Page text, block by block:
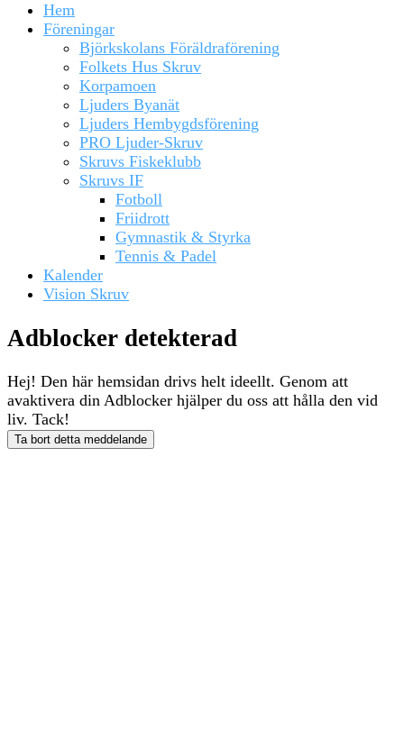
Hem
Föreningar
Björkskolans Föräldraförening
Folkets Hus Skruv
Korpamoen
Ljuders Byanät
Ljuders Hembygdsförening
PRO Ljuder-Skruv
Skruvs Fiskeklubb
Skruvs IF
Fotboll
Friidrott
Gymnastik & Styrka
Tennis & Padel
Kalender
Vision Skruv
Adblocker detekterad
Hej! Den här hemsidan drivs helt ideellt. Genom att
avaktivera din Adblocker hjälper du oss att hålla den vid
liv. Tack!
Ta bort detta meddelande